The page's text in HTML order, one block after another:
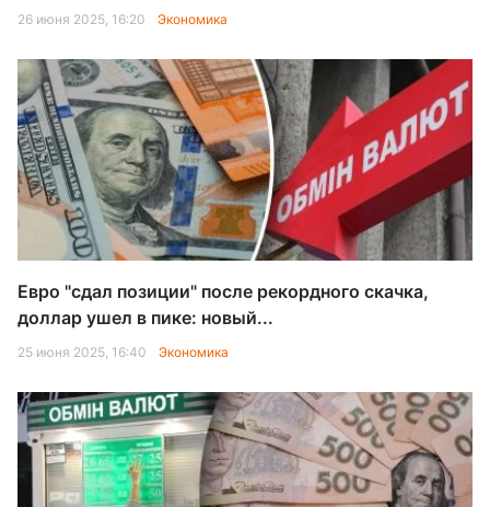
26 июня 2025, 16:20 Экономика
Евро "сдал позиции" после рекордного скачка,
доллар ушел в пике: новый...
25 июня 2025, 16:40 Экономика